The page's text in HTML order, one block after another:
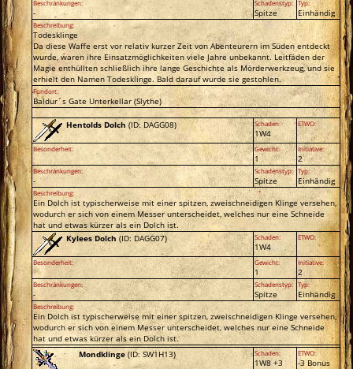
Beschränkungen:
-
Schadenstyp:
Spitze
Typ:
Einhändig
Beschreibung:
Todesklinge
Da diese Waffe erst vor relativ kurzer Zeit von Abenteurern im Süden entdeckt
wurde, waren ihre Einsatzmöglichkeiten viele Jahre unbekannt. Leitfäden der
Magie enthüllten schließlich ihre lange Geschichte als Mörderwerkzeug, und sie
erhielt den Namen Todesklinge. Bald darauf wurde sie gestohlen.
Fundort:
Baldur´s Gate Unterkellar (Slythe)
Hentolds Dolch (ID: DAGG08) Schaden:
1W4
ETWO:
Besonderheit: Gewicht:
1
Initiative:
2
Beschränkungen:
-
Schadenstyp:
Spitze
Typ:
Einhändig
Beschreibung:
Ein Dolch ist typischerweise mit einer spitzen, zweischneidigen Klinge versehen,
wodurch er sich von einem Messer unterscheidet, welches nur eine Schneide
hat und etwas kürzer als ein Dolch ist.
Kylees Dolch (ID: DAGG07) Schaden:
1W4
ETWO:
Besonderheit: Gewicht:
1
Initiative:
2
Beschränkungen:
-
Schadenstyp:
Spitze
Typ:
Einhändig
Beschreibung:
Ein Dolch ist typischerweise mit einer spitzen, zweischneidigen Klinge versehen,
wodurch er sich von einem Messer unterscheidet, welches nur eine Schneide
hat und etwas kürzer als ein Dolch ist.
Mondklinge(ID: SW1H13) Schaden:
1W8 +3
ETWO:
-3 Bonus